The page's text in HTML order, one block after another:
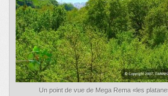
Un point de vue de Mega Rema «les